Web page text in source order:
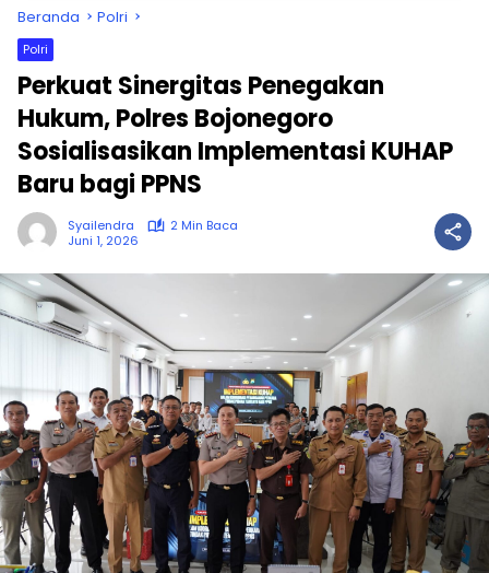
Beranda Polri
Polri
Perkuat Sinergitas Penegakan
Hukum, Polres Bojonegoro
Sosialisasikan Implementasi KUHAP
Baru bagi PPNS
Syailendra
2 Min Baca
Juni 1, 2026